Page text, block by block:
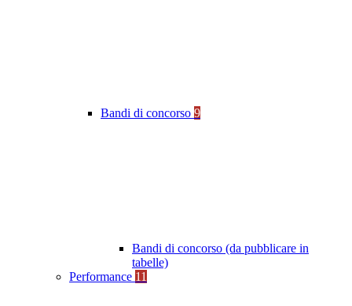
Bandi di concorso 9
Bandi di concorso (da pubblicare in
tabelle)
Performance 11